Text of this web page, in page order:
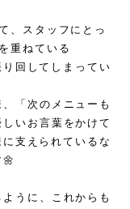
、スタッフにとっ
重ねている
回してしまってい
「次のメニューも
いお言葉をかけて
支えられているな
うに、これからも